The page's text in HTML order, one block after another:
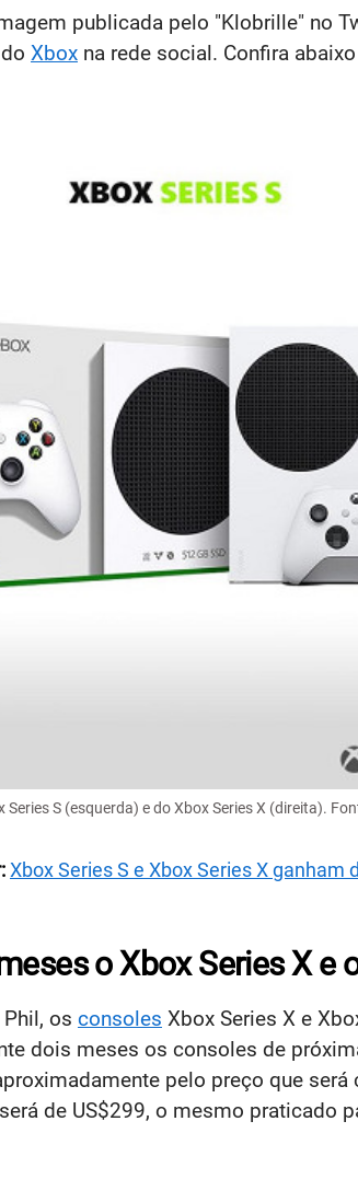
publicada pelo "Klobrille" no
Xbox na rede social. Confira
Series S (esquerda) e do Xbox Series X (direita).
Xbox Series S e Xbox Series X
o Xbox Series X
os consoles Xbox Series X e
dois meses os consoles de
pelo preço que
de US$299, o mesmo praticado